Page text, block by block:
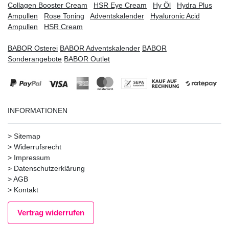
Collagen Booster Cream HSR Eye Cream Hy Öl
Hydra Plus
Ampullen
Rose Toning Adventskalender
Hyaluronic Acid
Ampullen
HSR Cream
BABOR Osterei BABOR Adventskalender BABOR
Sonderangebote BABOR Outlet
INFORMATIONEN
> Sitemap
> Widerrufsrecht
> Impressum
> Datenschutzerklärung
>AGB
> Kontakt
Vertrag widerrufen